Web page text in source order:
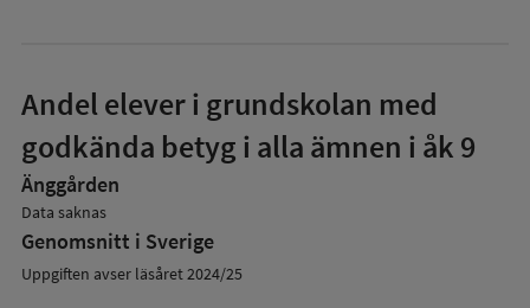
Andel elever i grundskolan med
godkända betyg i alla ämnen i åk 9
Änggården
Data saknas
Genomsnitt i Sverige
Uppgiften avser läsåret 2024/25